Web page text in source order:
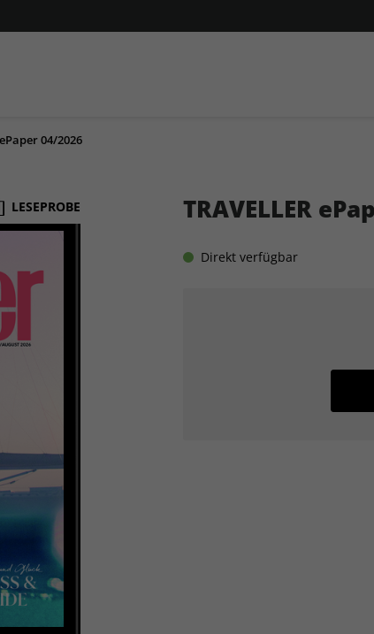
04/2026
LESEPROBE TRAVELLER
Direkt verfügbar